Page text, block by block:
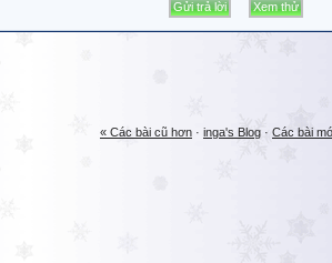
« Các bài cũ hơn · inga's Blog · Các bài